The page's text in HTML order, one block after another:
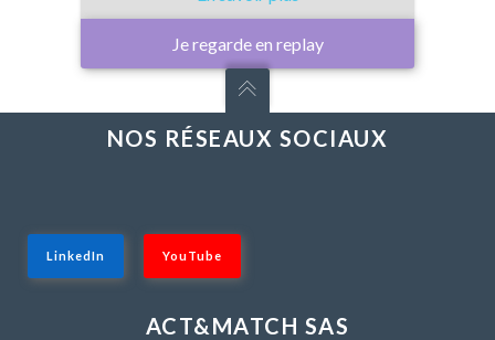
Je regarde en replay
NOS RÉSEAUX SOCIAUX
LinkedIn YouTube
ACT&MATCH SAS